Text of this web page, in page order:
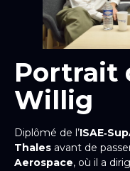
Portrait
Willig
Diplômé de l’
Thales avant de
Aerospace, où il a